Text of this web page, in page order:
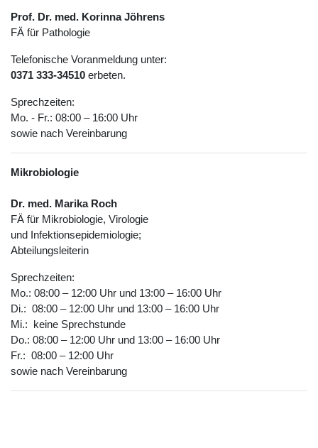
Prof. Dr. med. Korinna Jöhrens
FÄ für Pathologie
Telefonische Voranmeldung unter:
0371 333-34510 erbeten.
Sprechzeiten:
Mo. - Fr.: 08:00 – 16:00 Uhr
sowie nach Vereinbarung
Mikrobiologie
Dr. med. Marika Roch
FÄ für Mikrobiologie, Virologie
und Infektionsepidemiologie;
Abteilungsleiterin
Sprechzeiten:
Mo.: 08:00 – 12:00 Uhr und 13:00 – 16:00 Uhr
Di.: 08:00 – 12:00 Uhr und 13:00 – 16:00 Uhr
Mi.: keine Sprechstunde
Do.: 08:00 – 12:00 Uhr und 13:00 – 16:00 Uhr
Fr.: 08:00 – 12:00 Uhr
sowie nach Vereinbarung